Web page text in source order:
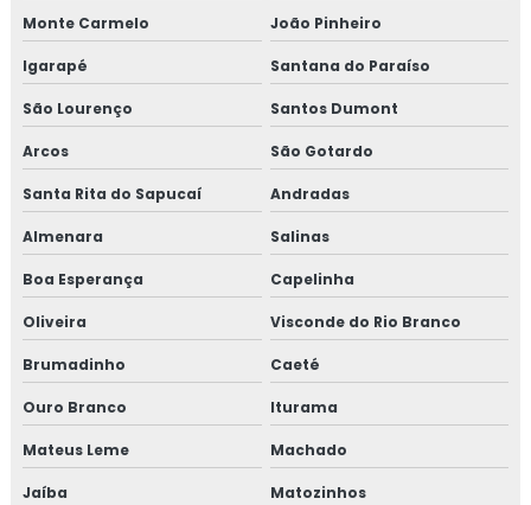
Monte Carmelo João Pinheiro
Igarapé Santana do Paraíso
São Lourenço Santos Dumont
Arcos São Gotardo
Santa Rita do Sapucaí Andradas
Almenara Salinas
Boa Esperança Capelinha
Oliveira Visconde do Rio Branco
Brumadinho Caeté
Ouro Branco Iturama
Mateus Leme Machado
Jaíba Matozinhos